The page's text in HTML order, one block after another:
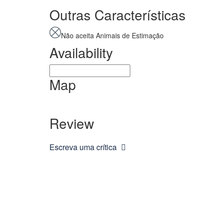
Outras Características
Não aceita Animais de Estimação
Availability
Map
Review
Escreva uma crítica